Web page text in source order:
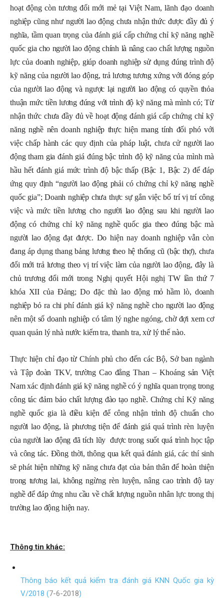
hoạt động còn tương đối mới mẻ tại Việt Nam,lãnh đạo doanh
nghiệp cũng như người lao động chưa nhận thức được đầy đủ ý
nghĩa, tầm quan trọng của đánh giá cấp chứng chỉ kỹ năng nghề
quốc gia cho người lao động chính là nâng cao chất lượng nguồn
lực của doanh nghiệp, giúp doanh nghiệp sử dụng đúng trình độ
kỹ năng của người lao động, trả lương tương xứng với đóng góp
của người lao động và ngược lại người lao động có quyền thỏa
thuận mức tiền lương đúng với trình độ kỹ năng mà mình có; Từ
nhận thức chưa đầy đủ về hoạt động đánh giá cấp chứng chỉ kỹ
năng nghề nên doanh nghiệp thực hiện mang tính đối phó với
việc chấp hành các quy định của pháp luật, chưa cử người lao
động tham gia đánh giá đúng bậc trình độ kỹ năng của mình mà
hầu hết đánh giá mức trình độ bậc thấp (Bậc 1, Bậc 2) để đáp
ứng quy định “người lao động phải có chứng chỉ kỹ năng nghề
quốc gia”;Doanh nghiệp chưa thực sự gắn việc bố trí vị trí công
việc và mức tiền lương cho người lao động sau khi người lao
động có chứng chỉ kỹ năng nghề quốc gia theo đúng bậc mà
người lao động đạt được. Do hiện nay doanh nghiệp vẫn còn
đang áp dụng thang bảng lương theo hệ thống cũ (bậc thợ), chưa
đổi mới trả lương theo vị trí việc làm của người lao động, đây là
chủ trương đổi mới trong Nghị quyết Hội nghị TW lần thứ 7
khóa XII của Đảng; Do đặc thù lao động mỏ hầm lò, doanh
nghiệp bỏ ra chi phí đánh giákỹ năng nghềcho người lao động
nên một số doanh nghiệp có tâm lý nghe ngóng, chờ đợi xem cơ
quan quản lý nhà nước kiểm tra, thanh tra, xử lý thế nào.
Thực hiện chỉ đạo từ Chính phủ cho đến các Bộ, Sở ban ngành
và Tập đoàn TKV, trường Cao đẳng Than – Khoáng sản Việt
Nam xác định đánh giá kỹ năng nghề có ý nghĩa quan trọng trong
công tác đảm bảo chất lượng đào tạo nghề. Chứng chỉ Kỹ năng
nghề quốc gia là điều kiện để công nhận trình độ chuẩn cho
người lao động, là phương tiện để đánh giá quá trình rèn luyện
của người lao động đã tích lũy được trong suốt quá trình học tập
và công tác. Đồng thời, thông qua kết quả đánh giá, các thí sinh
sẽ phát hiện những kỹ năng chưa đạt của bản thân để hoàn thiện
trong tương lai, không ngừng rèn luyện, nâng cao trình độ tay
nghề để đáp ứng nhu cầu về chất lượng nguồn nhân lực trong thị
trường lao động hiện nay.
Thông tin khác:
Thông báo kết quả kiểm tra đánh giá KNN Quốc gia kỳ
V/2018 (7-6-2018)